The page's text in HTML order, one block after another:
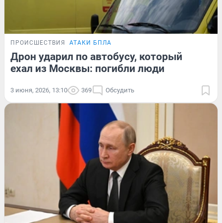
ПРОИСШЕСТВИЯ АТАКИ БПЛА
Дрон ударил по автобусу, который
ехал из Москвы: погибли люди
3 июня, 2026, 13:10 369 Обсудить